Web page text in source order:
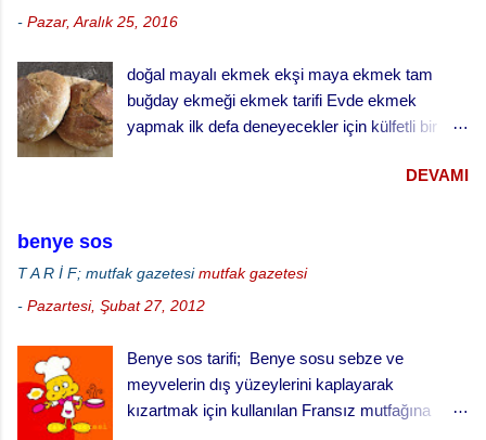
- Pazar, Aralık 25, 2016
doğal mayalı ekmek ekşi maya ekmek tam
buğday ekmeği ekmek tarifi Evde ekmek
yapmak ilk defa deneyecekler için külfetli bir
ve aktif halde kalmasını sağlamak çok dikkat ve
çaba gerektiriyor. Hatta bizim evde ekşi maya
… besledin mi, gazını aldın mı gibi diyaloglar hiç
eksik olmuyor. Hatta uzun süreli gezilerde sırf
mayamız ölmesin canlı kalsın diye yanımızda
DEVAMI
benye sos
T A R İ F; mutfak gazetesi mutfak gazetesi
- Pazartesi, Şubat 27, 2012
Benye sos tarifi; Benye sosu sebze ve
meyvelerin dış yüzeylerini kaplayarak
kızartmak için kullanılan Fransız mutfağına